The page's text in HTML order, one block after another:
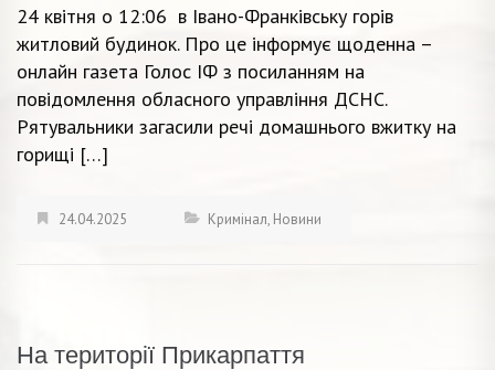
24 квітня о 12:06 в Івано-Франківську горів
житловий будинок. Про це інформує щоденна –
онлайн газета Голос ІФ з посиланням на
повідомлення обласного управління ДСНС.
Рятувальники загасили речі домашнього вжитку на
горищі […]
24.04.2025 Кримінал, Новини
На території Прикарпаття